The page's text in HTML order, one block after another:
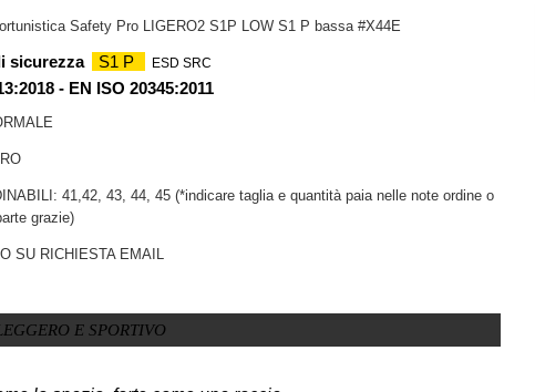
Safety Pro LIGERO2 S1P LOW S1 P bassa #X44E
sicurezza S1 P ESD SRC
- EN ISO 20345:2011
41,42, 43, 44, 45 (*indicare taglia e quantità paia nelle note ordine o
grazie)
SU RICHIESTA EMAIL
E SPORTIVO
attaccatutto